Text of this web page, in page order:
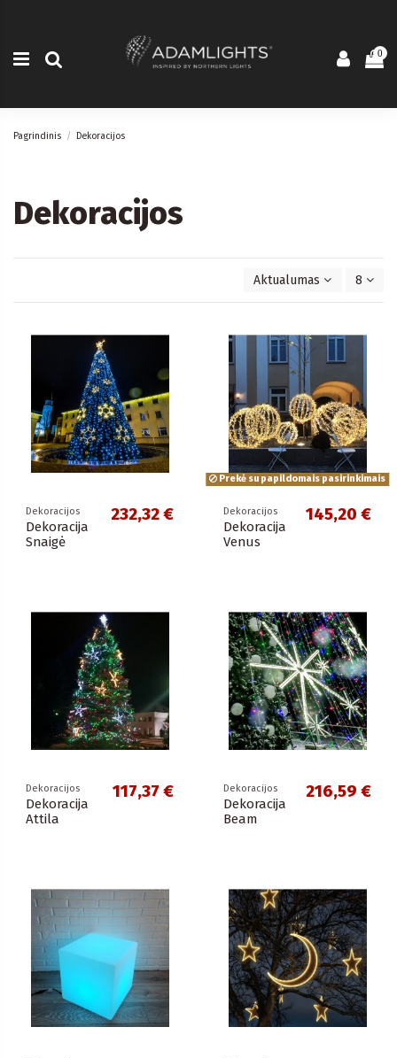
0
Pagrindinis Dekoracijos
Dekoracijos
Aktualumas 8
Dekoracijos
Dekoracija
Snaigė
232,32 €
Prekė su papildomais pasirinkimais
Dekoracijos
Dekoracija
Venus
145,20 €
Dekoracijos
Dekoracija
Attila
117,37 € Dekoracijos
Dekoracija
Beam
216,59 €